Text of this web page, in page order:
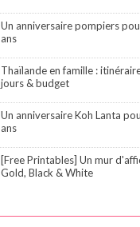
Un anniversaire pompiers
ans
Thaïlande en famille :
jours & budget
Un anniversaire Koh Lanta
ans
[Free Printables] Un mur
Gold, Black & White